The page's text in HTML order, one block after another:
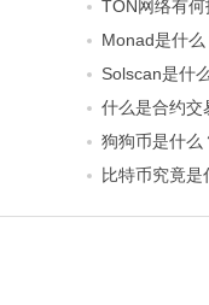
TON网络有
Monad是什
Solscan是什
什么是合约交
狗狗币是什么
比特币究竟